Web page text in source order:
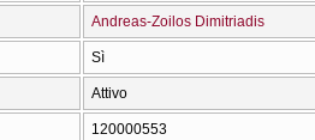
Andreas-Zoilos Dimitriadis
Sì
Attivo
120000553